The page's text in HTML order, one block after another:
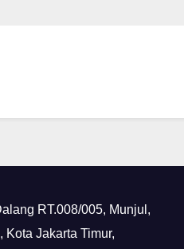
RT.008/005, Munjul,
Kota Jakarta Timur,